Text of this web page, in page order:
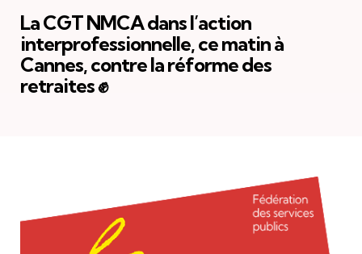
La CGT NMCA dans l’action
interprofessionnelle, ce matin à
Cannes, contre la réforme des
retraites ✊